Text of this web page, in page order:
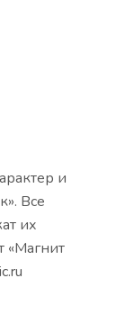
и
Все
их
«Магнит